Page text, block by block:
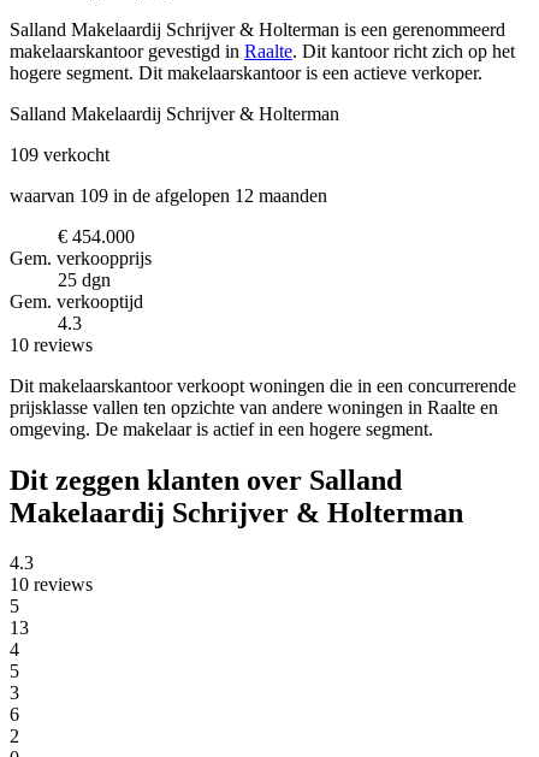
Salland Makelaardij Schrijver & Holterman is een gerenommeerd
makelaarskantoor gevestigd in Raalte. Dit kantoor richt zich op het
hogere segment. Dit makelaarskantoor is een actieve verkoper.
Salland Makelaardij Schrijver & Holterman
109 verkocht
waarvan 109 in de afgelopen 12 maanden
€ 454.000
Gem. verkoopprijs
25 dgn
Gem. verkooptijd
4.3
10 reviews
Dit makelaarskantoor verkoopt woningen die in een concurrerende
prijsklasse vallen ten opzichte van andere woningen in Raalte en
omgeving. De makelaar is actief in een hogere segment.
Dit zeggen klanten over Salland
Makelaardij Schrijver & Holterman
4.3
10 reviews
5
13
4
5
3
6
2